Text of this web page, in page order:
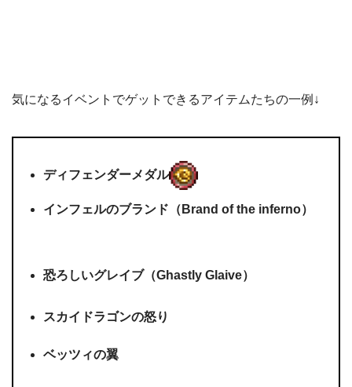
気になるイベントでゲットできるアイテムたちの一例↓
ディフェンダーメダル
インフェルのブランド（Brand of the inferno）
恐ろしいグレイブ（Ghastly Glaive）
スカイドラゴンの怒り
ベッツィの翼